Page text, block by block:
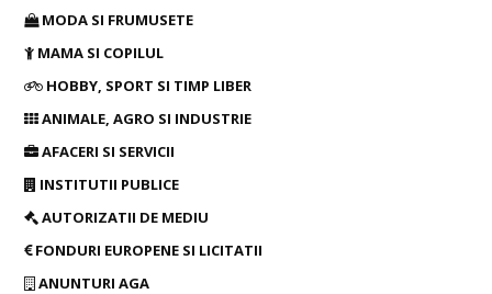
MODA SI FRUMUSETE
MAMA SI COPILUL
HOBBY, SPORT SI TIMP LIBER
ANIMALE, AGRO SI INDUSTRIE
AFACERI SI SERVICII
INSTITUTII PUBLICE
AUTORIZATII DE MEDIU
FONDURI EUROPENE SI LICITATII
ANUNTURI AGA